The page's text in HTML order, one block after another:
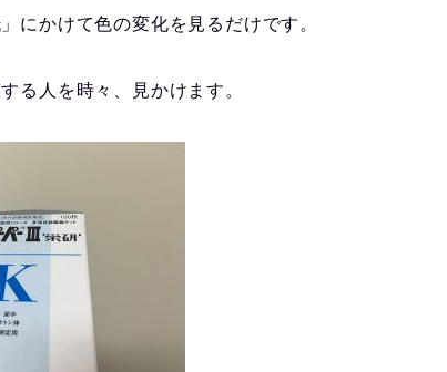
にかけて色の変化を見るだけです。
る人を時々、見かけます。